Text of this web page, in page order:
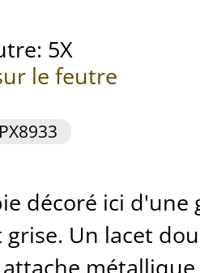
5X
le feutre
PX8933
décoré ici
grise. Un lacet